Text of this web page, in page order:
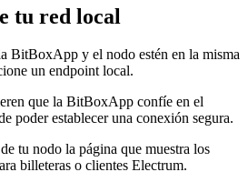
tu red local
BitBoxApp y el nodo estén en la misma
un endpoint local.
que la BitBoxApp confíe en el
poder establecer una conexión segura.
tu nodo la página que muestra los
billeteras o clientes Electrum.